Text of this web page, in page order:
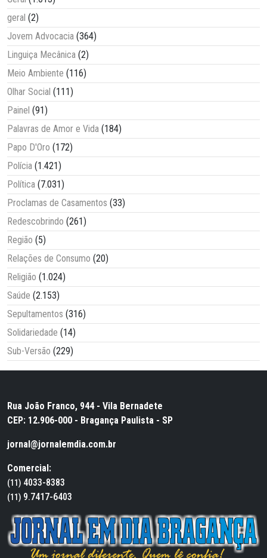
geral (2)
Jovem Advocacia (364)
Linguiça Mecânica (2)
Meio Ambiente (116)
Olhar Social (111)
Painel (91)
Palavras de Amor e Vida (184)
Papo D'Oro (172)
Polícia (1.421)
Política (7.031)
Proclamas de Casamentos (33)
Redescobrindo (261)
Região (5)
Relações de Consumo (20)
Religião (1.024)
Saúde (2.153)
Sepultamentos (316)
Solidariedade (14)
Sub-Versão (229)
Rua João Franco, 944 - Vila Bernadete
CEP: 12.906-000 - Bragança Paulista - SP
jornal@jornalemdia.com.br
Comercial:
(11) 4033-8383
(11) 9.7417-6403